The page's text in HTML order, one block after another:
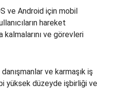
ve Android için mobil
hareket
kalmalarını ve görevleri
ve karmaşık iş
yüksek düzeyde işbirliği ve